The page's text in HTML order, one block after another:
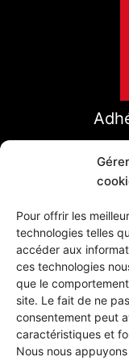
Pour offrir les
technologies telles
accéder aux
ces technologies
que le
site. Le fait de ne
consentement peut
caractéristiques et
Nous nous